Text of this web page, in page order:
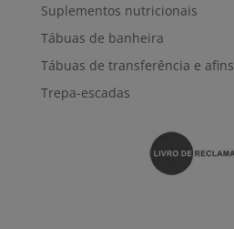
Suplementos nutricionais
Tábuas de banheira
Tábuas de transferência e afins
Trepa-escadas